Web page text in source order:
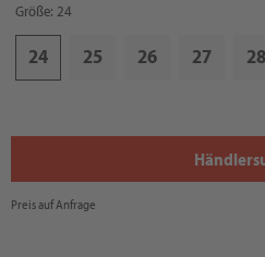
Größe: 24
24 25 26 27 28
Preis auf Anfrage